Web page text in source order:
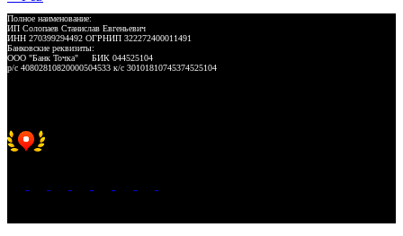
Полное наименование:
ИП Солопаев Станислав Евгеньевич
ИНН 270399294492 ОГРНИП 322272400011491
Банковские реквизиты:
ООО "Банк Точка" БИК 044525104
р/с 40802810820000504533 к/с 30101810745374525104